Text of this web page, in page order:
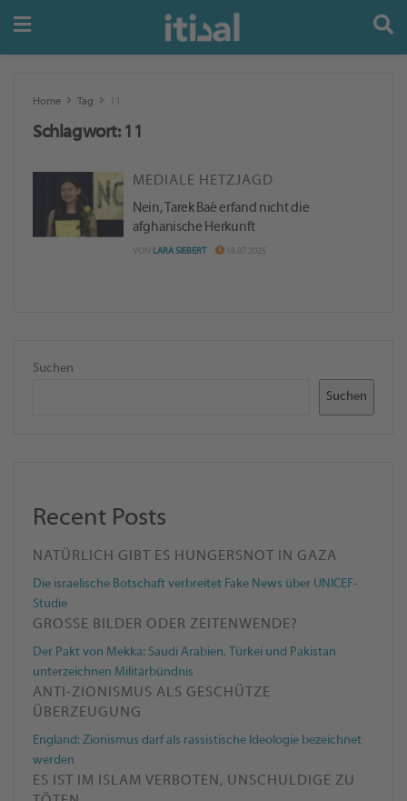
Home Tag
Schlagwort: 11
MEDIALE HETZJAGD
Nein, Tarek Baé erfand nicht die
afghanische Herkunft
VON LARA SIEBERT 18.07.2025
Suchen
Suchen
Recent Posts
NATÜRLICH GIBT ES HUNGERSNOT IN GAZA
Die israelische Botschaft verbreitet Fake News über UNICEF-
Studie
GROSSE BILDER ODER ZEITENWENDE?
Der Pakt von Mekka: Saudi Arabien, Türkei und Pakistan
unterzeichnen Militärbündnis
ANTI-ZIONISMUS ALS GESCHÜTZE
ÜBERZEUGUNG
England: Zionismus darf als rassistische Ideologie bezeichnet
werden
ES IST IM ISLAM VERBOTEN, UNSCHULDIGE ZU